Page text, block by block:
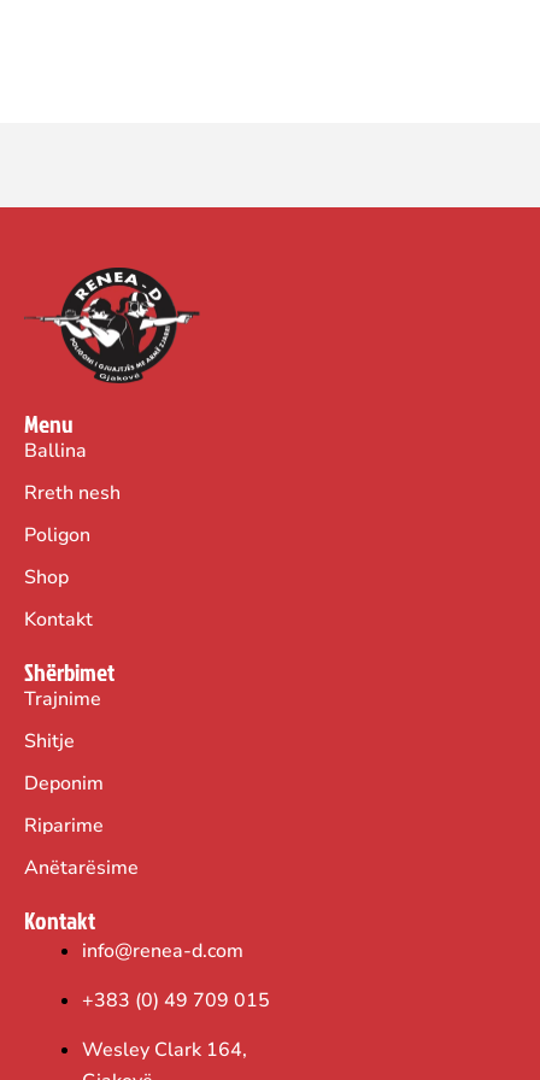
Menu
Ballina
Rreth nesh
Poligon
Shop
Kontakt
Shërbimet
Trajnime
Shitje
Deponim
Riparime
Anëtarësime
Kontakt
info@renea-d.com
+383 (0) 49 709 015
Wesley Clark 164,